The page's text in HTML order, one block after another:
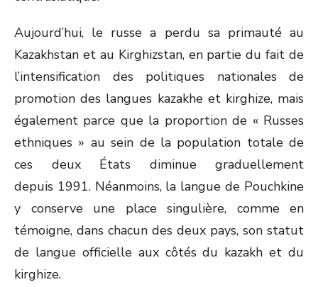
Aujourd’hui, le russe a perdu sa primauté au
Kazakhstan et au Kirghizstan, en partie du fait de
l’intensification des politiques nationales de
promotion des langues kazakhe et kirghize, mais
également parce que la proportion de « Russes
ethniques » au sein de la population totale de
ces deux États diminue graduellement
depuis 1991. Néanmoins, la langue de Pouchkine
y conserve une place singulière, comme en
témoigne, dans chacun des deux pays, son statut
de langue officielle aux côtés du kazakh et du
kirghize.